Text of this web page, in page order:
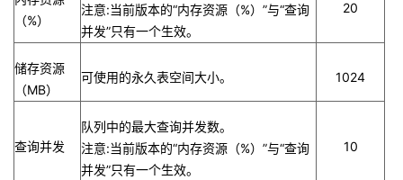
（%）
注意:当前版本的“内存资源（%）”与“查询
并发”只有一个生效。
20
储存资源
（MB）
可使用的永久表空间大小。 1024
查询并发
队列中的最大查询并发数。
注意:当前版本的“内存资源（%）”与“查询
并发”只有一个生效。
10